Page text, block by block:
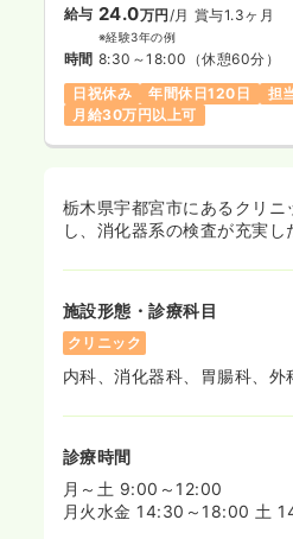
給与 24.0万円 /月 賞与1.3ヶ月
※経験3年の例
時間 8:30～18:00 （休憩60分）
日祝休み
年間休日120日 担
月給30万円以上可
栃木県宇都宮市にあるクリ
し、消化器系の検査が充実
施設形態・診療科目
クリニック
内科、消化器科、胃腸科、外
診療時間
月～土 9:00～12:00
月火水金 14:30～18:00 土